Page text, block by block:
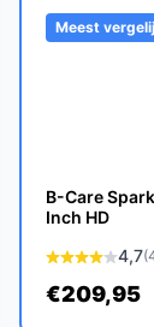
functies zoals
voor
functies en
huishouden
Meest
B-Care
Inch HD
4,7
€209,95